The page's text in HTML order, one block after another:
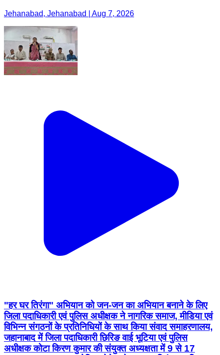
Jehanabad, Jehanabad | Aug 7, 2026
"हर घर तिरंगा" अभियान को जन-जन का अभियान बनाने के लिए
जिला पदाधिकारी एवं पुलिस अधीक्षक ने नागरिक समाज, मीडिया एवं
विभिन्न संगठनों के प्रतिनिधियों के साथ किया संवाद समाहरणालय,
जहानाबाद में जिला पदाधिकारी छिरिङ वाई भूटिया एवं पुलिस
अधीक्षक कोटा किरण कुमार की संयुक्त अध्यक्षता में 9 से 17